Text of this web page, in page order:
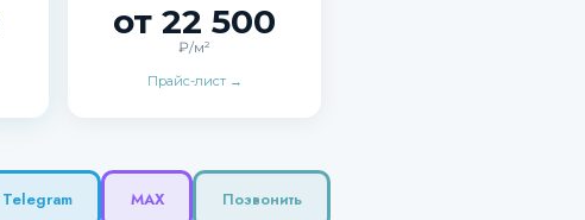
от 22 500
₽/м²
Прайс-лист →
Telegram MAX Позвонить